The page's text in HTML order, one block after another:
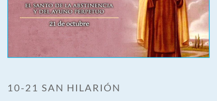
10-21 SAN HILARIÓN